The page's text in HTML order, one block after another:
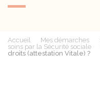
Accueil Mes démarches
soins par la Sécurité sociale
droits (attestation Vitale) ?